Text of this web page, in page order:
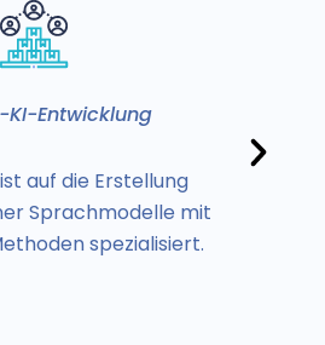
auf die Erstellung
Sprachmodelle mit
spezialisiert.
KI-Entwicklung